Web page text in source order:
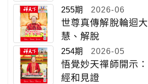
255期 2026-06
世尊真傳解脫輪迴
慧、解脫
254期 2026-05
悟覺妙天禪師開示
經和見證